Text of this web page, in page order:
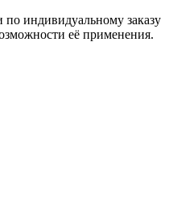
индивидуальному заказу
её применения.